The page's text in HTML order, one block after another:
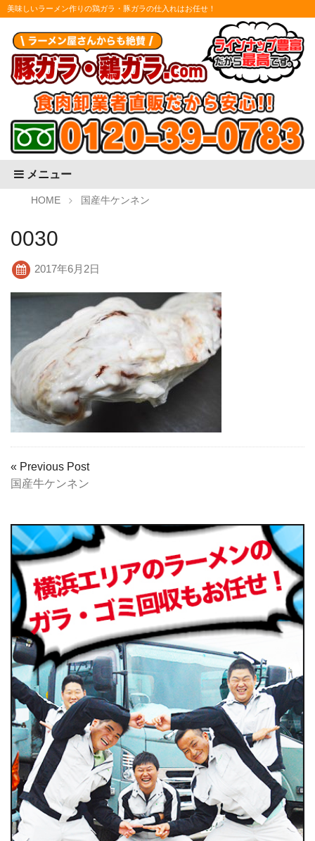
美味しいラーメン作りの鶏ガラ・豚ガラの仕入れはお任せ！
メニュー
HOME 国産牛ケンネン
0030
2017年6月2日
« Previous Post
国産牛ケンネン